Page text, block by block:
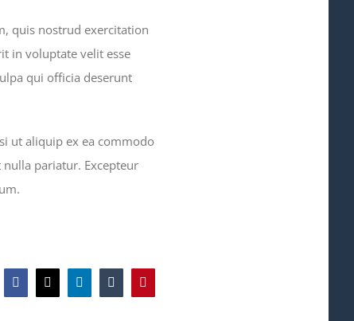
quis nostrud exercitation
in voluptate velit esse
qui officia deserunt
ut aliquip ex ea commodo
pariatur. Excepteur
Facebook
X LinkedInTumblrPinterest